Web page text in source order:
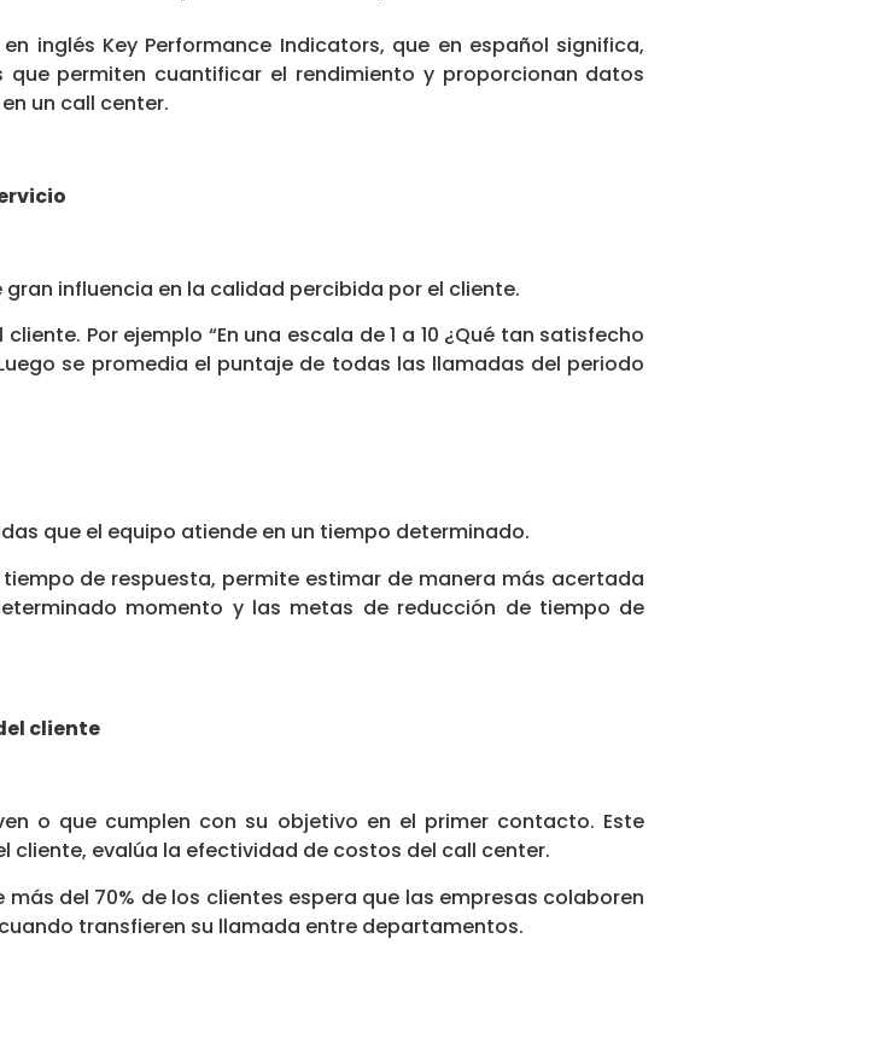
inglés Key Performance Indicators, que en español significa,
permiten cuantificar el rendimiento y proporcionan datos
un call center.
influencia en la calidad percibida por el cliente.
Por ejemplo “En una escala de 1 a 10 ¿Qué tan satisfecho
se promedia el puntaje de todas las llamadas del periodo
que el equipo atiende en un tiempo determinado.
de respuesta, permite estimar de manera más acertada
momento y las metas de reducción de tiempo de
cliente
o que cumplen con su objetivo en el primer contacto. Este
evalúa la efectividad de costos del call center.
del 70% de los clientes espera que las empresas colaboren
transfieren su llamada entre departamentos.